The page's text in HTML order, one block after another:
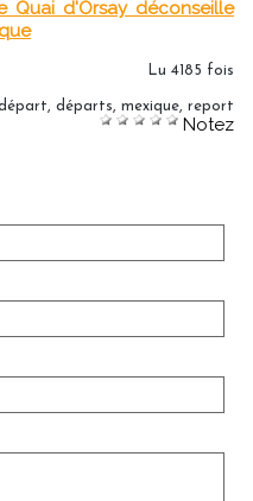
Quai d'Orsay déconseille
Lu 4185 fois
, départs, mexique, report
Notez